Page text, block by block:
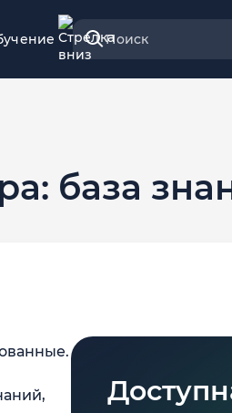
Поиск
база